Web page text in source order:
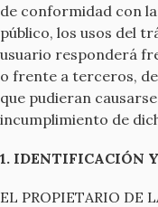
de conformidad con
público, los usos del
usuario responderá
o frente a terceros,
que pudieran
incumplimiento de
1. IDENTIFICACIÓN
EL PROPIETARIO DE